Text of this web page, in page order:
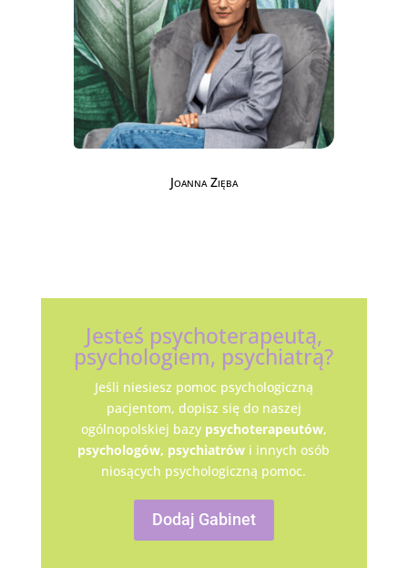
Joanna Zięba
Jesteś psychoterapeutą,
psychologiem, psychiatrą?
Jeśli niesiesz pomoc psychologiczną
pacjentom, dopisz się do naszej
ogólnopolskiej bazy psychoterapeutów,
psychologów, psychiatrów i innych osób
niosących psychologiczną pomoc.
Dodaj Gabinet